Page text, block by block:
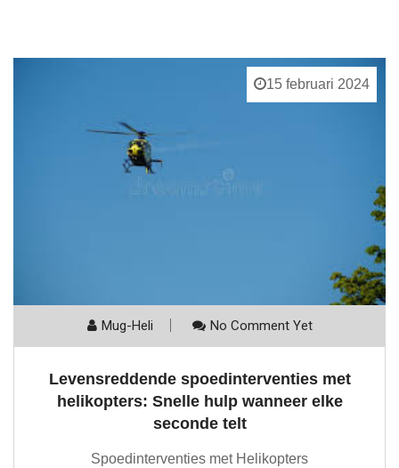
15 februari 2024
Mug-Heli No Comment Yet
Levensreddende spoedinterventies met
helikopters: Snelle hulp wanneer elke
seconde telt
Spoedinterventies met Helikopters